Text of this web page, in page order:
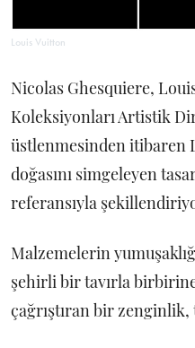
Louis Vuitton
Nicolas Ghesquiere,
Koleksiyonları Artistik
üstlenmesinden itibaren
doğasını simgeleyen
referansıyla
Malzemelerin
şehirli bir tavırla birbirine
çağrıştıran bir